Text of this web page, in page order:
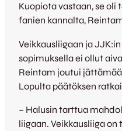
Kuopiota vastaan, se
fanien kannalta,
Veikkausliigaan ja
sopimuksella ei ollut
Reintam joutui
Lopulta päätöksen
– Halusin tarttua
liigaan. Veikkausliiga